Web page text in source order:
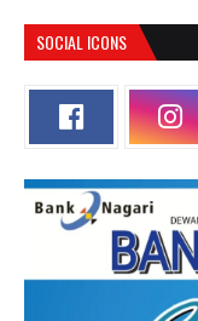
SOCIAL ICONS